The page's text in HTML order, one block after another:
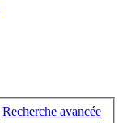
Recherche avancée